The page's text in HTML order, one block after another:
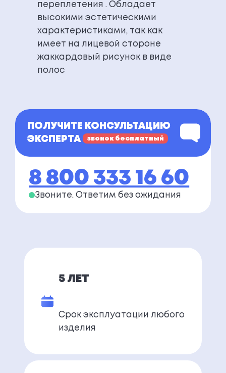
переплетения . Обладает
высокими эстетическими
характеристиками, так как
имеет на лицевой стороне
жаккардовый рисунок в виде
полос
ПОЛУЧИТЕ КОНСУЛЬТАЦИЮ
ЭКСПЕРТА
звонок бесплатный
8 800 333 16 60
Звоните. Ответим без ожидания
5 ЛЕТ
Срок эксплуатации любого
изделия